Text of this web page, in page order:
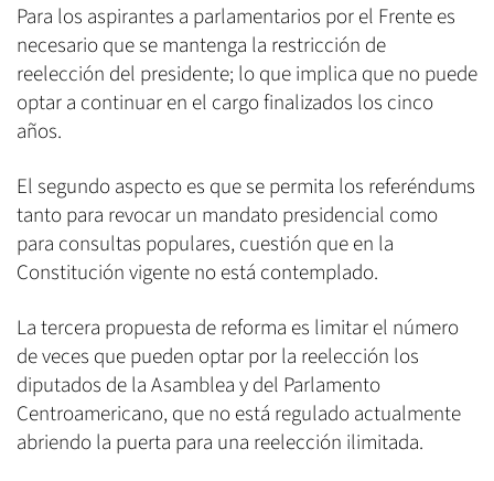
Para los aspirantes a parlamentarios por el Frente es
necesario que se mantenga la restricción de
reelección del presidente; lo que implica que no puede
optar a continuar en el cargo finalizados los cinco
años.
El segundo aspecto es que se permita los referéndums
tanto para revocar un mandato presidencial como
para consultas populares, cuestión que en la
Constitución vigente no está contemplado.
La tercera propuesta de reforma es limitar el número
de veces que pueden optar por la reelección los
diputados de la Asamblea y del Parlamento
Centroamericano, que no está regulado actualmente
abriendo la puerta para una reelección ilimitada.